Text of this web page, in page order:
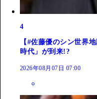
4
【#佐藤優のシン世界
時代」が到来!?
2026年08月07日 07:00